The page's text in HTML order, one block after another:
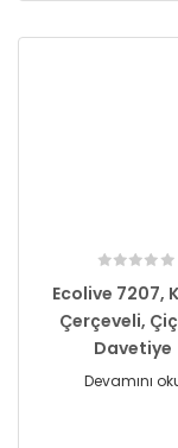
Ecolive 7207,
Çerçeveli,
Davetiye
Devamını